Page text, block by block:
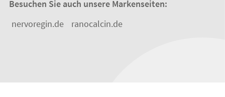
Besuchen Sie auch unsere Markenseiten:
nervoregin.de
ranocalcin.de